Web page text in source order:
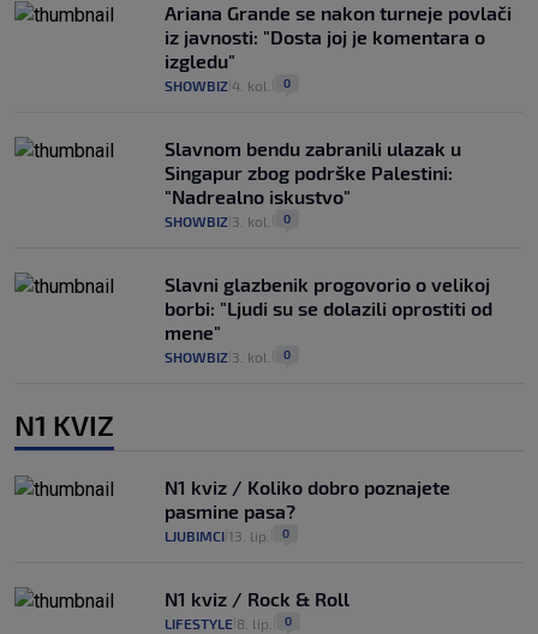
Ariana Grande se nakon turneje povlači
iz javnosti: "Dosta joj je komentara o
izgledu"
SHOWBIZ 4. kol. 0
Slavnom bendu zabranili ulazak u
Singapur zbog podrške Palestini:
"Nadrealno iskustvo"
SHOWBIZ 3. kol. 0
Slavni glazbenik progovorio o velikoj
borbi: "Ljudi su se dolazili oprostiti od
mene"
SHOWBIZ 3. kol. 0
N1 KVIZ
N1 kviz / Koliko dobro poznajete
pasmine pasa?
LJUBIMCI 13. lip. 0
N1 kviz / Rock & Roll
LIFESTYLE 8. lip. 0